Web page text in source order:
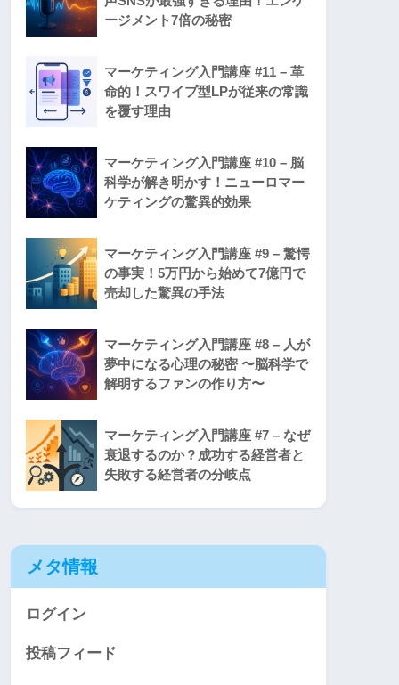
ージメント7倍の秘密
マーケティング入門講座 #11 – 革
命的！スワイプ型LPが従来の常識
を覆す理由
マーケティング入門講座 #10 – 脳
科学が解き明かす！ニューロマー
ケティングの驚異的効果
マーケティング入門講座 #9 – 驚愕
の事実！5万円から始めて7億円で
売却した驚異の手法
マーケティング入門講座 #8 – 人が
夢中になる心理の秘密 〜脳科学で
解明するファンの作り方〜
マーケティング入門講座 #7 – なぜ
衰退するのか？成功する経営者と
失敗する経営者の分岐点
メタ情報
ログイン
投稿フィード